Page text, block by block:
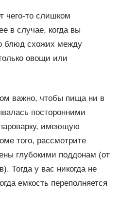
чего-то слишком
в случае, когда вы
блюд схожих между
овощи или
важно, чтобы пища ни в
посторонними
имеющую
того, рассмотрите
глубокими поддонам (от
Тогда у вас никогда не
емкость переполняется